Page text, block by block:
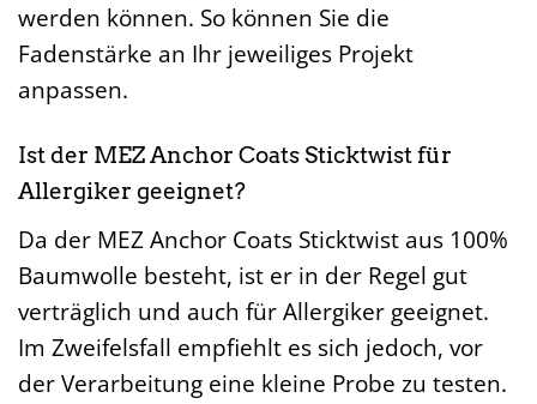
werden können. So können Sie die
Fadenstärke an Ihr jeweiliges Projekt
anpassen.
Ist der MEZ Anchor Coats Sticktwist für
Allergiker geeignet?
Da der MEZ Anchor Coats Sticktwist aus 100%
Baumwolle besteht, ist er in der Regel gut
verträglich und auch für Allergiker geeignet.
Im Zweifelsfall empfiehlt es sich jedoch, vor
der Verarbeitung eine kleine Probe zu testen.